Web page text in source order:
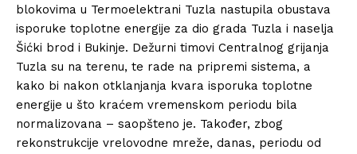
blokovima u Termoelektrani Tuzla nastupila obustava
isporuke toplotne energije za dio grada Tuzla i naselja
Šićki brod i Bukinje. Dežurni timovi Centralnog grijanja
Tuzla su na terenu, te rade na pripremi sistema, a
kako bi nakon otklanjanja kvara isporuka toplotne
energije u što kraćem vremenskom periodu bila
normalizovana – saopšteno je. Također, zbog
rekonstrukcije vrelovodne mreže, danas, periodu od